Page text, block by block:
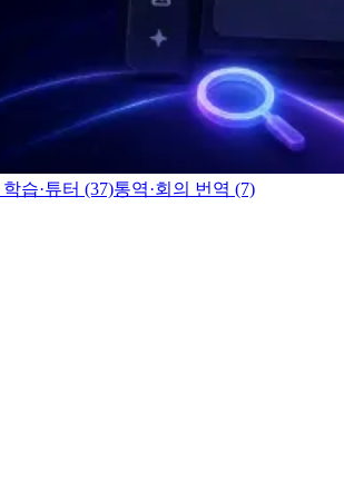
습·튜터 (37)통역·회의 번역 (7)